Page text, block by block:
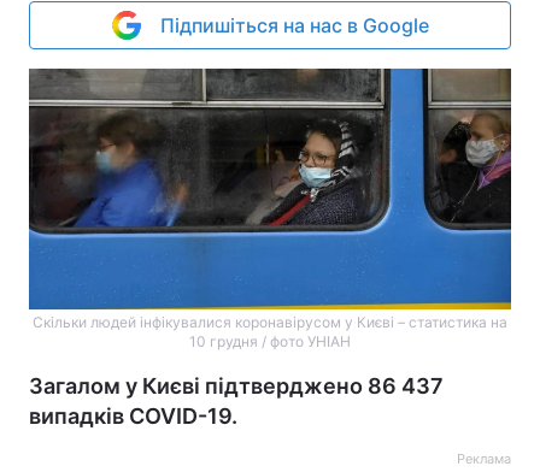
Підпишіться на нас в Google
Скільки людей інфікувалися коронавірусом у Києві – статистика на
10 грудня / фото УНІАН
Загалом у Києві підтверджено 86 437
випадків COVID-19.
Реклама